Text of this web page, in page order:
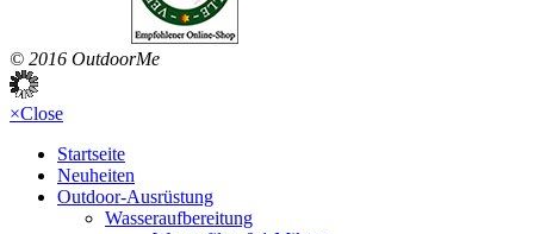
© 2016 OutdoorMe
×Close
Startseite
Neuheiten
Outdoor-Ausrüstung
Wasseraufbereitung